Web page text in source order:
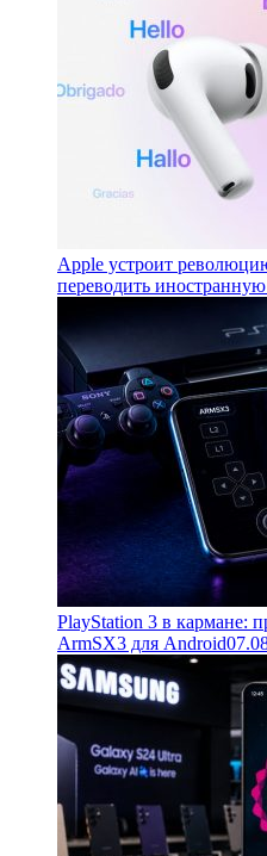
Apple устроит
переводить
PlayStation 3 в кармане:
ArmSX3 для Android